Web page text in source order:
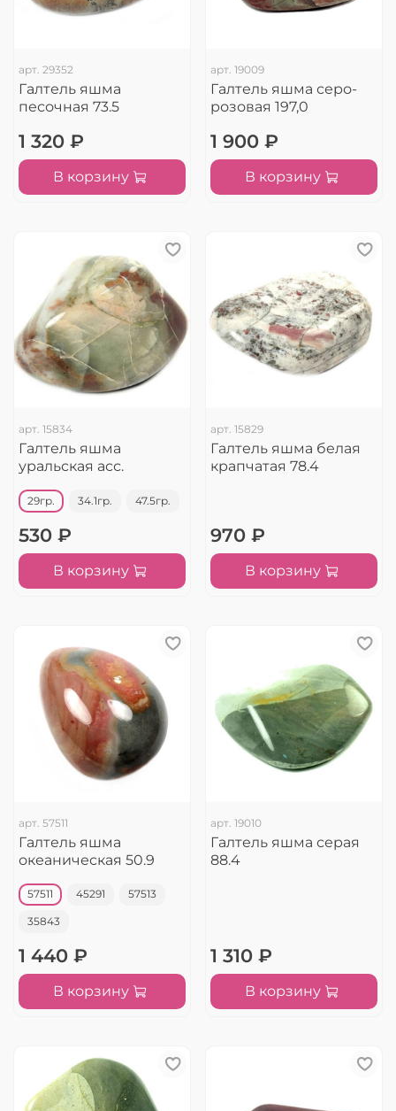
арт. 29352
Галтель яшма
песочная 73.5
1 320 ₽
В корзину
арт. 19009
Галтель яшма серо-
розовая 197,0
1 900 ₽
В корзину
арт. 15834
Галтель яшма
уральская асс.
29гр. 34.1гр. 47.5гр.
530 ₽
В корзину
арт. 15829
Галтель яшма белая
крапчатая 78.4
970 ₽
В корзину
арт. 57511
Галтель яшма
океаническая 50.9
57511 45291 57513
35843
1 440 ₽
В корзину
арт. 19010
Галтель яшма серая
88.4
1 310 ₽
В корзину